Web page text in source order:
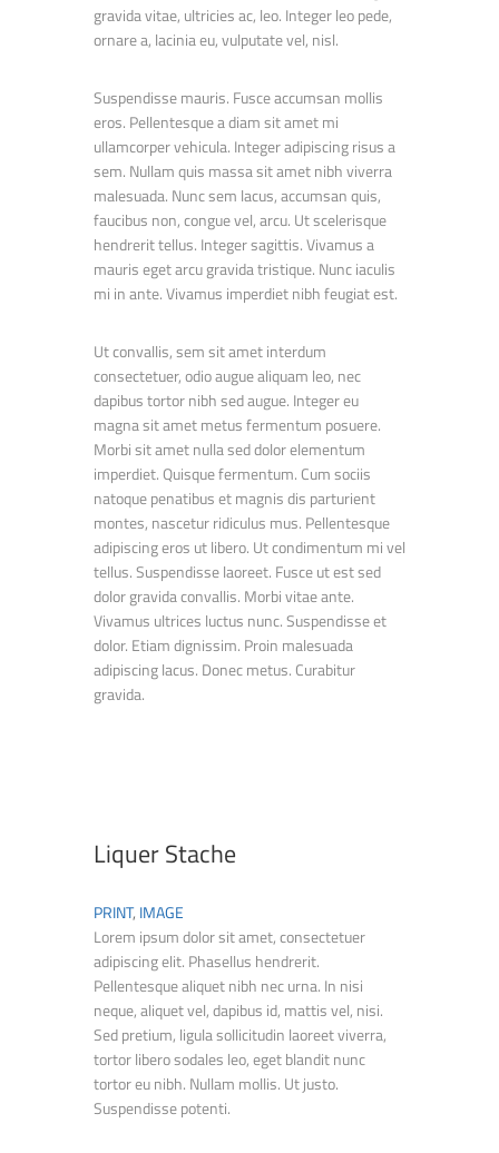
gravida vitae, ultricies ac, leo. Integer leo pede,
ornare a, lacinia eu, vulputate vel, nisl.
Suspendisse mauris. Fusce accumsan mollis
eros. Pellentesque a diam sit amet mi
ullamcorper vehicula. Integer adipiscing risus a
sem. Nullam quis massa sit amet nibh viverra
malesuada. Nunc sem lacus, accumsan quis,
faucibus non, congue vel, arcu. Ut scelerisque
hendrerit tellus. Integer sagittis. Vivamus a
mauris eget arcu gravida tristique. Nunc iaculis
mi in ante. Vivamus imperdiet nibh feugiat est.
Ut convallis, sem sit amet interdum
consectetuer, odio augue aliquam leo, nec
dapibus tortor nibh sed augue. Integer eu
magna sit amet metus fermentum posuere.
Morbi sit amet nulla sed dolor elementum
imperdiet. Quisque fermentum. Cum sociis
natoque penatibus et magnis dis parturient
montes, nascetur ridiculus mus. Pellentesque
adipiscing eros ut libero. Ut condimentum mi vel
tellus. Suspendisse laoreet. Fusce ut est sed
dolor gravida convallis. Morbi vitae ante.
Vivamus ultrices luctus nunc. Suspendisse et
dolor. Etiam dignissim. Proin malesuada
adipiscing lacus. Donec metus. Curabitur
gravida.
Liquer Stache
PRINT, IMAGE
Lorem ipsum dolor sit amet, consectetuer
adipiscing elit. Phasellus hendrerit.
Pellentesque aliquet nibh nec urna. In nisi
neque, aliquet vel, dapibus id, mattis vel, nisi.
Sed pretium, ligula sollicitudin laoreet viverra,
tortor libero sodales leo, eget blandit nunc
tortor eu nibh. Nullam mollis. Ut justo.
Suspendisse potenti.